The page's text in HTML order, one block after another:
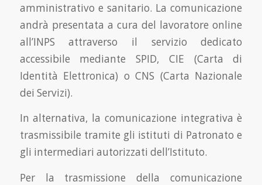
amministrativo e sanitario. La comunicazione
andrà presentata a cura del lavoratore online
all’INPS attraverso il servizio dedicato
accessibile mediante SPID, CIE (Carta di
Identità Elettronica) o CNS (Carta Nazionale
dei Servizi).
In alternativa, la comunicazione integrativa è
trasmissibile tramite gli istituti di Patronato e
gli intermediari autorizzati dell’Istituto.
Per la trasmissione della comunicazione